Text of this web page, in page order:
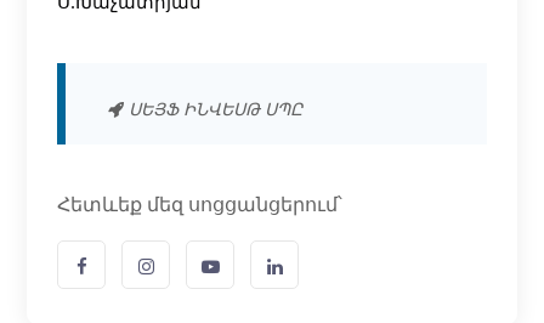
ՍԵՅՖ ԻՆՎԵՍԹ ՍՊԸ
Հետևեք մեզ սոցցանցերում՝